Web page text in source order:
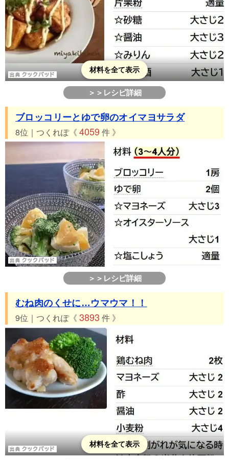
材料を全て表示
＞＞レシピ詳細
ブロッコリーとゆで卵のオイマヨサラダ
8位｜つくれぽ《 4059 件 》
＞＞レシピ詳細
むね肉のくせに…ウマウマ！！
9位｜つくれぽ《 3893 件 》
材料を全て表示